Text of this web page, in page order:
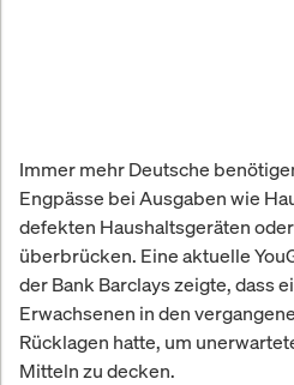
Immer mehr Deutsche
Engpässe bei Ausgaben wie
defekten Haushaltsgeräten
überbrücken. Eine aktuelle
der Bank Barclays zeigte, dass
Erwachsenen in den
Rücklagen hatte, um
Mitteln zu decken.